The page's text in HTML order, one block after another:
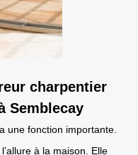
charpentier
Semblecay
une fonction importante.
à la maison. Elle